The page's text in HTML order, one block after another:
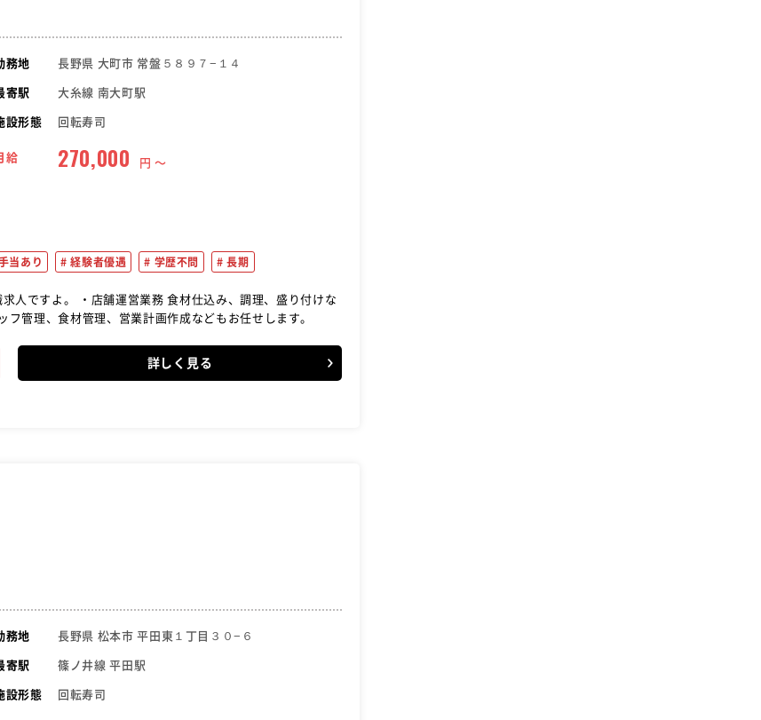
務地 長野県 大町市 常盤５８９７−１４
寄駅 大糸線 南大町駅
設形態 回転寿司
給 270,000 円 〜
当あり 経験者優遇 学歴不問 長期
、調理、盛り付けな
管理、食材管理、営業計画作成などもお任せします。
詳しく見る
務地 長野県 松本市 平田東１丁目３０−６
寄駅 篠ノ井線 平田駅
設形態 回転寿司